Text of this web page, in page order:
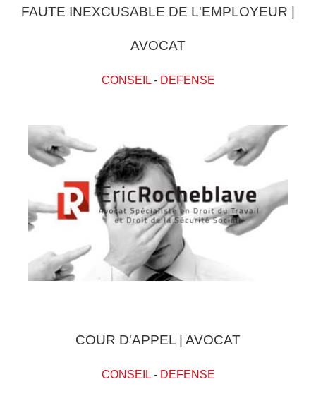
FAUTE INEXCUSABLE DE L'EMPLOYEUR |
AVOCAT
CONSEIL- DEFENSE
COUR D'APPEL | AVOCAT
CONSEIL- DEFENSE